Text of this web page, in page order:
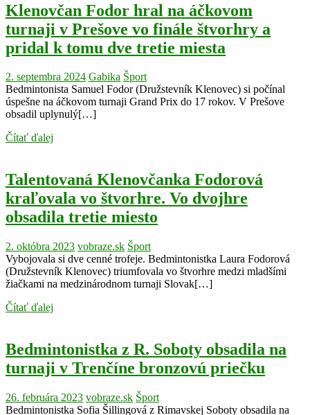
Klenovčan Fodor hral na áčkovom
turnaji v Prešove vo finále štvorhry a
pridal k tomu dve tretie miesta
2. septembra 2024 Gabika Šport
Bedmintonista Samuel Fodor (Družstevník Klenovec) si počínal
úspešne na áčkovom turnaji Grand Prix do 17 rokov. V Prešove
obsadil uplynulý[…]
Čítať ďalej
Talentovaná Klenovčanka Fodorová
kraľovala vo štvorhre. Vo dvojhre
obsadila tretie miesto
2. októbra 2023 vobraze.sk Šport
Vybojovala si dve cenné trofeje. Bedmintonistka Laura Fodorová
(Družstevník Klenovec) triumfovala vo štvorhre medzi mladšími
žiačkami na medzinárodnom turnaji Slovak[…]
Čítať ďalej
Bedmintonistka z R. Soboty obsadila na
turnaji v Trenčíne bronzovú priečku
26. februára 2023 vobraze.sk Šport
Bedmintonistka Sofia Šillingová z Rimavskej Soboty obsadila na